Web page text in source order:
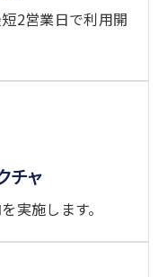
2営業日で利用開
チャ
実施します。